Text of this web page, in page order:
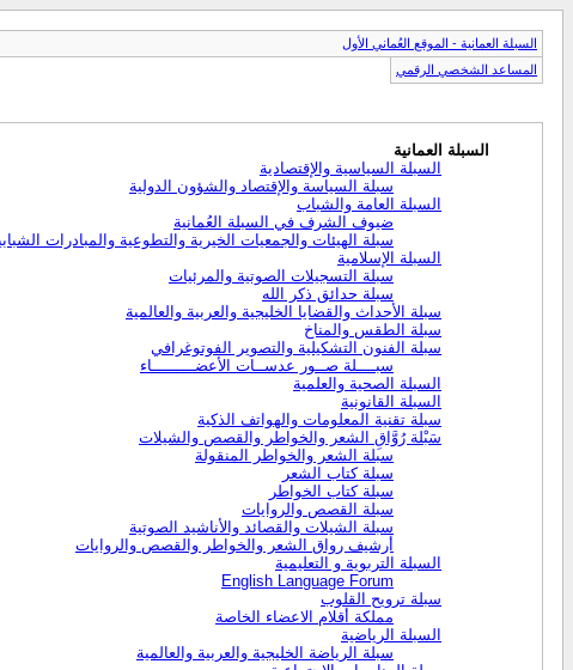
السبلة العمانية - الموقع العُماني الأول
المساعد الشخصي الرقمي
السبلة العمانية
السبلة السياسية والإقتصادية
سبلة السياسة والإقتصاد والشؤون الدولية
السبلة العامة والشباب
ضيوف الشرف في السبلة العُمانية
سبلة الهيئات والجمعيات الخيرية والتطوعية والمبادرات
السبلة الإسلامية
سبلة التسجيلات الصوتية والمرئيات
سبلة حدائق ذكر الله
سبلة الأحداث والقضايا الخليجية والعربية والعالمية
سبلة الطقس والمناخ
سبلة الفنون التشكيلية والتصوير الفوتوغرافي
سبــــلة صــور عدســات الأعضـــــــــاء
السبلة الصحية والعلمية
السبلة القانونية
سبلة تقنية المعلومات والهواتف الذكية
سَبْلة رُوَّاقِ الشعر والخواطر والقصص والشيلات
سبلة الشعر والخواطر المنقولة
سبلة كتاب الشعر
سبلة كتاب الخواطر
سبلة القصص والروايات
سبلة الشيلات والقصائد والأناشيد الصوتية
أرشيف رواق الشعر والخواطر والقصص والروايات
السبلة التربوية و التعليمية
English Language Forum
سبلة ترويح القلوب
مملكة أقلام الاعضاء الخاصة
السبلة الرياضية
سبلة الرياضة الخليجية والعربية والعالمية